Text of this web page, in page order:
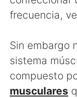
frecuencia,
Sin embargo
sistema
compuesto
musculares